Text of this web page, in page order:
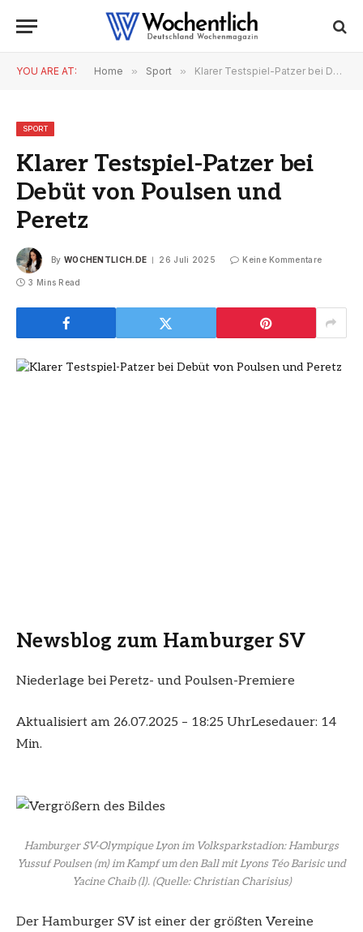
YOU ARE AT: Home » Sport » Klarer Testspiel-Patzer bei Debüt von Poulsen und Peretz
SPORT
Klarer Testspiel-Patzer bei
Debüt von Poulsen und
Peretz
By WOCHENTLICH.DE 26 Juli 2025 Keine Kommentare
3 Mins Read
Newsblog zum Hamburger SV
Niederlage bei Peretz- und Poulsen-Premiere
Aktualisiert am 26.07.2025 – 18:25 UhrLesedauer: 14
Min.
Hamburger SV-Olympique Lyon im Volksparkstadion: Hamburgs
Yussuf Poulsen (m) im Kampf um den Ball mit Lyons Téo Barisic und
Yacine Chaib (l).(Quelle: Christian Charisius)
Der Hamburger SV ist einer der größten Vereine